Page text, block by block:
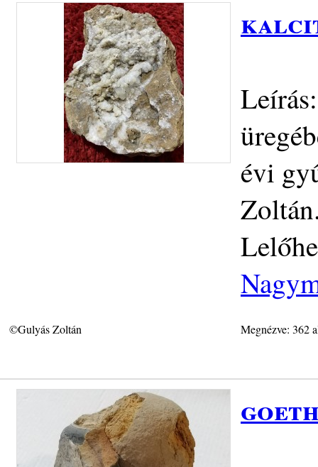
évi
©Gulyás Zoltán Megnézve: 362